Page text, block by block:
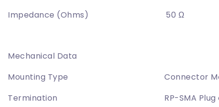
Impedance (Ohms)
50 Ω
Mechanical Data
Mounting Type
Connector
Termination
RP-SMA